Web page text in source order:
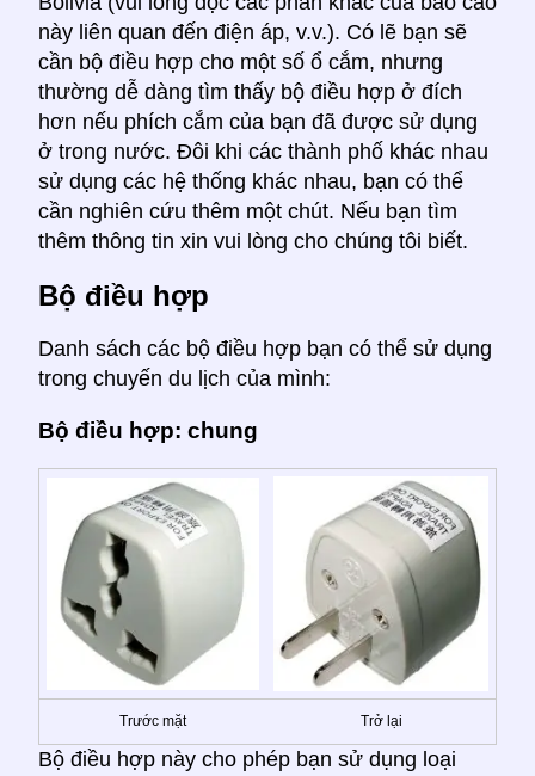
này liên quan đến điện áp, v.v.). Có lẽ bạn sẽ
cần bộ điều hợp cho một số ổ cắm, nhưng
thường dễ dàng tìm thấy bộ điều hợp ở đích
hơn nếu phích cắm của bạn đã được sử dụng
ở trong nước. Đôi khi các thành phố khác nhau
sử dụng các hệ thống khác nhau, bạn có thể
cần nghiên cứu thêm một chút. Nếu bạn tìm
thêm thông tin xin vui lòng cho chúng tôi biết.
Bộ điều hợp
Danh sách các bộ điều hợp bạn có thể sử dụng
trong chuyến du lịch của mình:
Bộ điều hợp: chung
Trước mặt Trở lại
Bộ điều hợp này cho phép bạn sử dụng loại